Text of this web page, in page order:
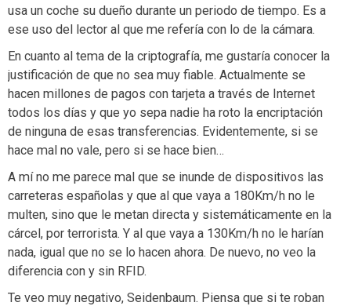
usa un coche su dueño durante un periodo de tiempo. Es a
ese uso del lector al que me refería con lo de la cámara.
En cuanto al tema de la criptografía, me gustaría conocer la
justificación de que no sea muy fiable. Actualmente se
hacen millones de pagos con tarjeta a través de Internet
todos los días y que yo sepa nadie ha roto la encriptación
de ninguna de esas transferencias. Evidentemente, si se
hace mal no vale, pero si se hace bien…
A mí no me parece mal que se inunde de dispositivos las
carreteras españolas y que al que vaya a 180Km/h no le
multen, sino que le metan directa y sistemáticamente en la
cárcel, por terrorista. Y al que vaya a 130Km/h no le harían
nada, igual que no se lo hacen ahora. De nuevo, no veo la
diferencia con y sin RFID.
Te veo muy negativo, Seidenbaum. Piensa que si te roban